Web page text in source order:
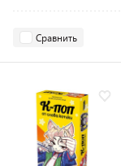
Сравнить